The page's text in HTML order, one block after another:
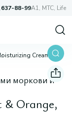
637-88-99A1, МТС, Life
Moisturizing Cream - Carrot & Orange, 50 мл
моркови и
Orange,